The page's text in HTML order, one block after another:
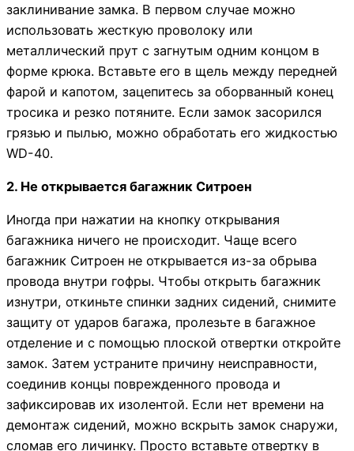
заклинивание замка. В первом случае можно
использовать жесткую проволоку или
металлический прут с загнутым одним концом в
форме крюка. Вставьте его в щель между передней
фарой и капотом, зацепитесь за оборванный конец
тросика и резко потяните. Если замок засорился
грязью и пылью, можно обработать его жидкостью
WD-40.
2. Не открывается багажник Ситроен
Иногда при нажатии на кнопку открывания
багажника ничего не происходит. Чаще всего
багажник Ситроен не открывается из-за обрыва
провода внутри гофры. Чтобы открыть багажник
изнутри, откиньте спинки задних сидений, снимите
защиту от ударов багажа, пролезьте в багажное
отделение и с помощью плоской отвертки откройте
замок. Затем устраните причину неисправности,
соединив концы поврежденного провода и
зафиксировав их изолентой. Если нет времени на
демонтаж сидений, можно вскрыть замок снаружи,
сломав его личинку. Просто вставьте отвертку в